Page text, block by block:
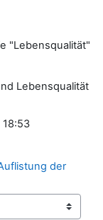
"Lebensqualität"
Lebensqualität
der